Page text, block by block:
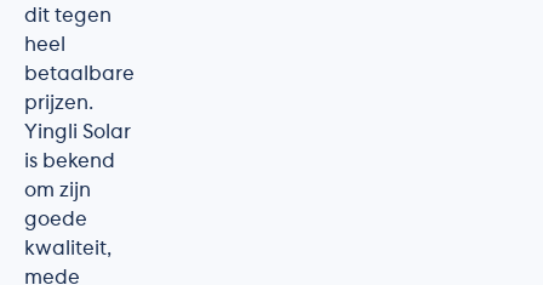
dit tegen
heel
betaalbare
prijzen.
Yingli Solar
is bekend
om zijn
goede
kwaliteit,
mede